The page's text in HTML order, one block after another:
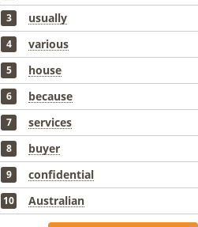
3 usually
4 various
5 house
6 because
7 services
8 buyer
9 confidential
10 Australian